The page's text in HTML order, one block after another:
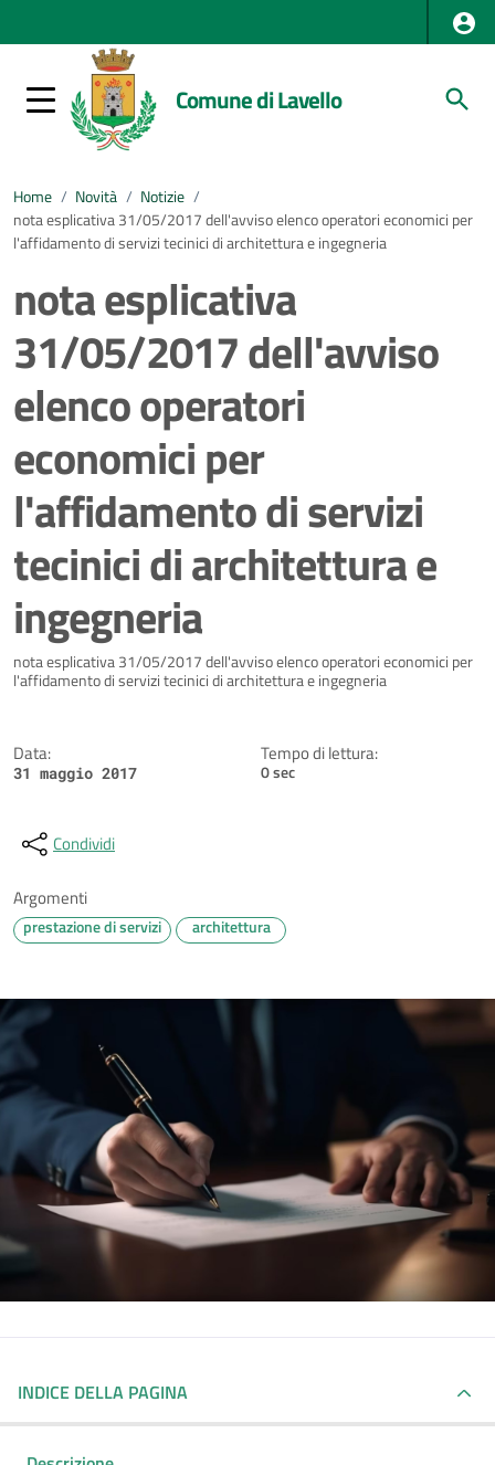
Comune di Lavello
Home / Novità / Notizie /
nota esplicativa 31/05/2017 dell'avviso elenco operatori economici per
l'affidamento di servizi tecinici di architettura e ingegneria
nota esplicativa
31/05/2017 dell'avviso
elenco operatori
economici per
l'affidamento di servizi
tecinici di architettura e
ingegneria
Dettagli della notizia
nota esplicativa 31/05/2017 dell'avviso elenco operatori economici per
l'affidamento di servizi tecinici di architettura e ingegneria
Data:
31 maggio 2017
Tempo di lettura:
0 sec
Condividi
Argomenti
prestazione di servizi architettura
INDICE DELLA PAGINA